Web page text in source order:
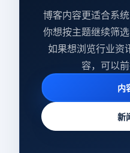
博客内容更适合系
你想按主题继续筛
如果想浏览行业资
容，可以
内
新